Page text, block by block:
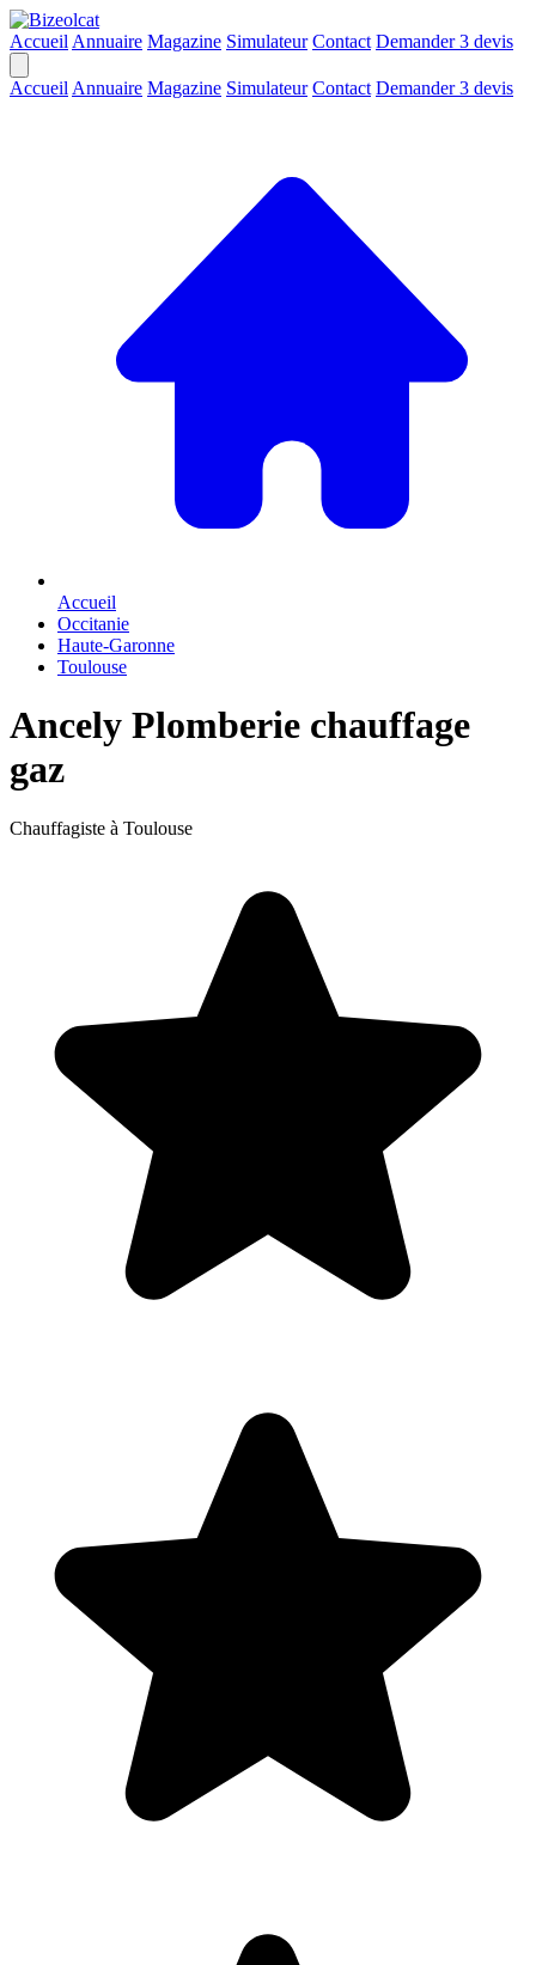
Accueil Annuaire Magazine Simulateur Contact Demander 3 devis
Accueil Annuaire Magazine Simulateur Contact Demander 3 devis
Accueil
Occitanie
Haute-Garonne
Toulouse
Ancely Plomberie chauffage
gaz
Chauffagiste à Toulouse